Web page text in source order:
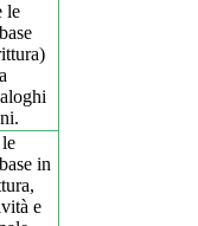
le
in
e